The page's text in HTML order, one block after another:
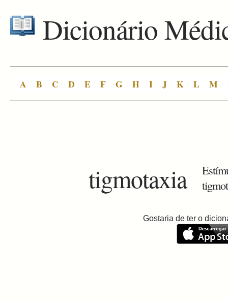
Dicionário
A B C D E F G H I J K L M
tigmotaxia
Gostaria de ter o